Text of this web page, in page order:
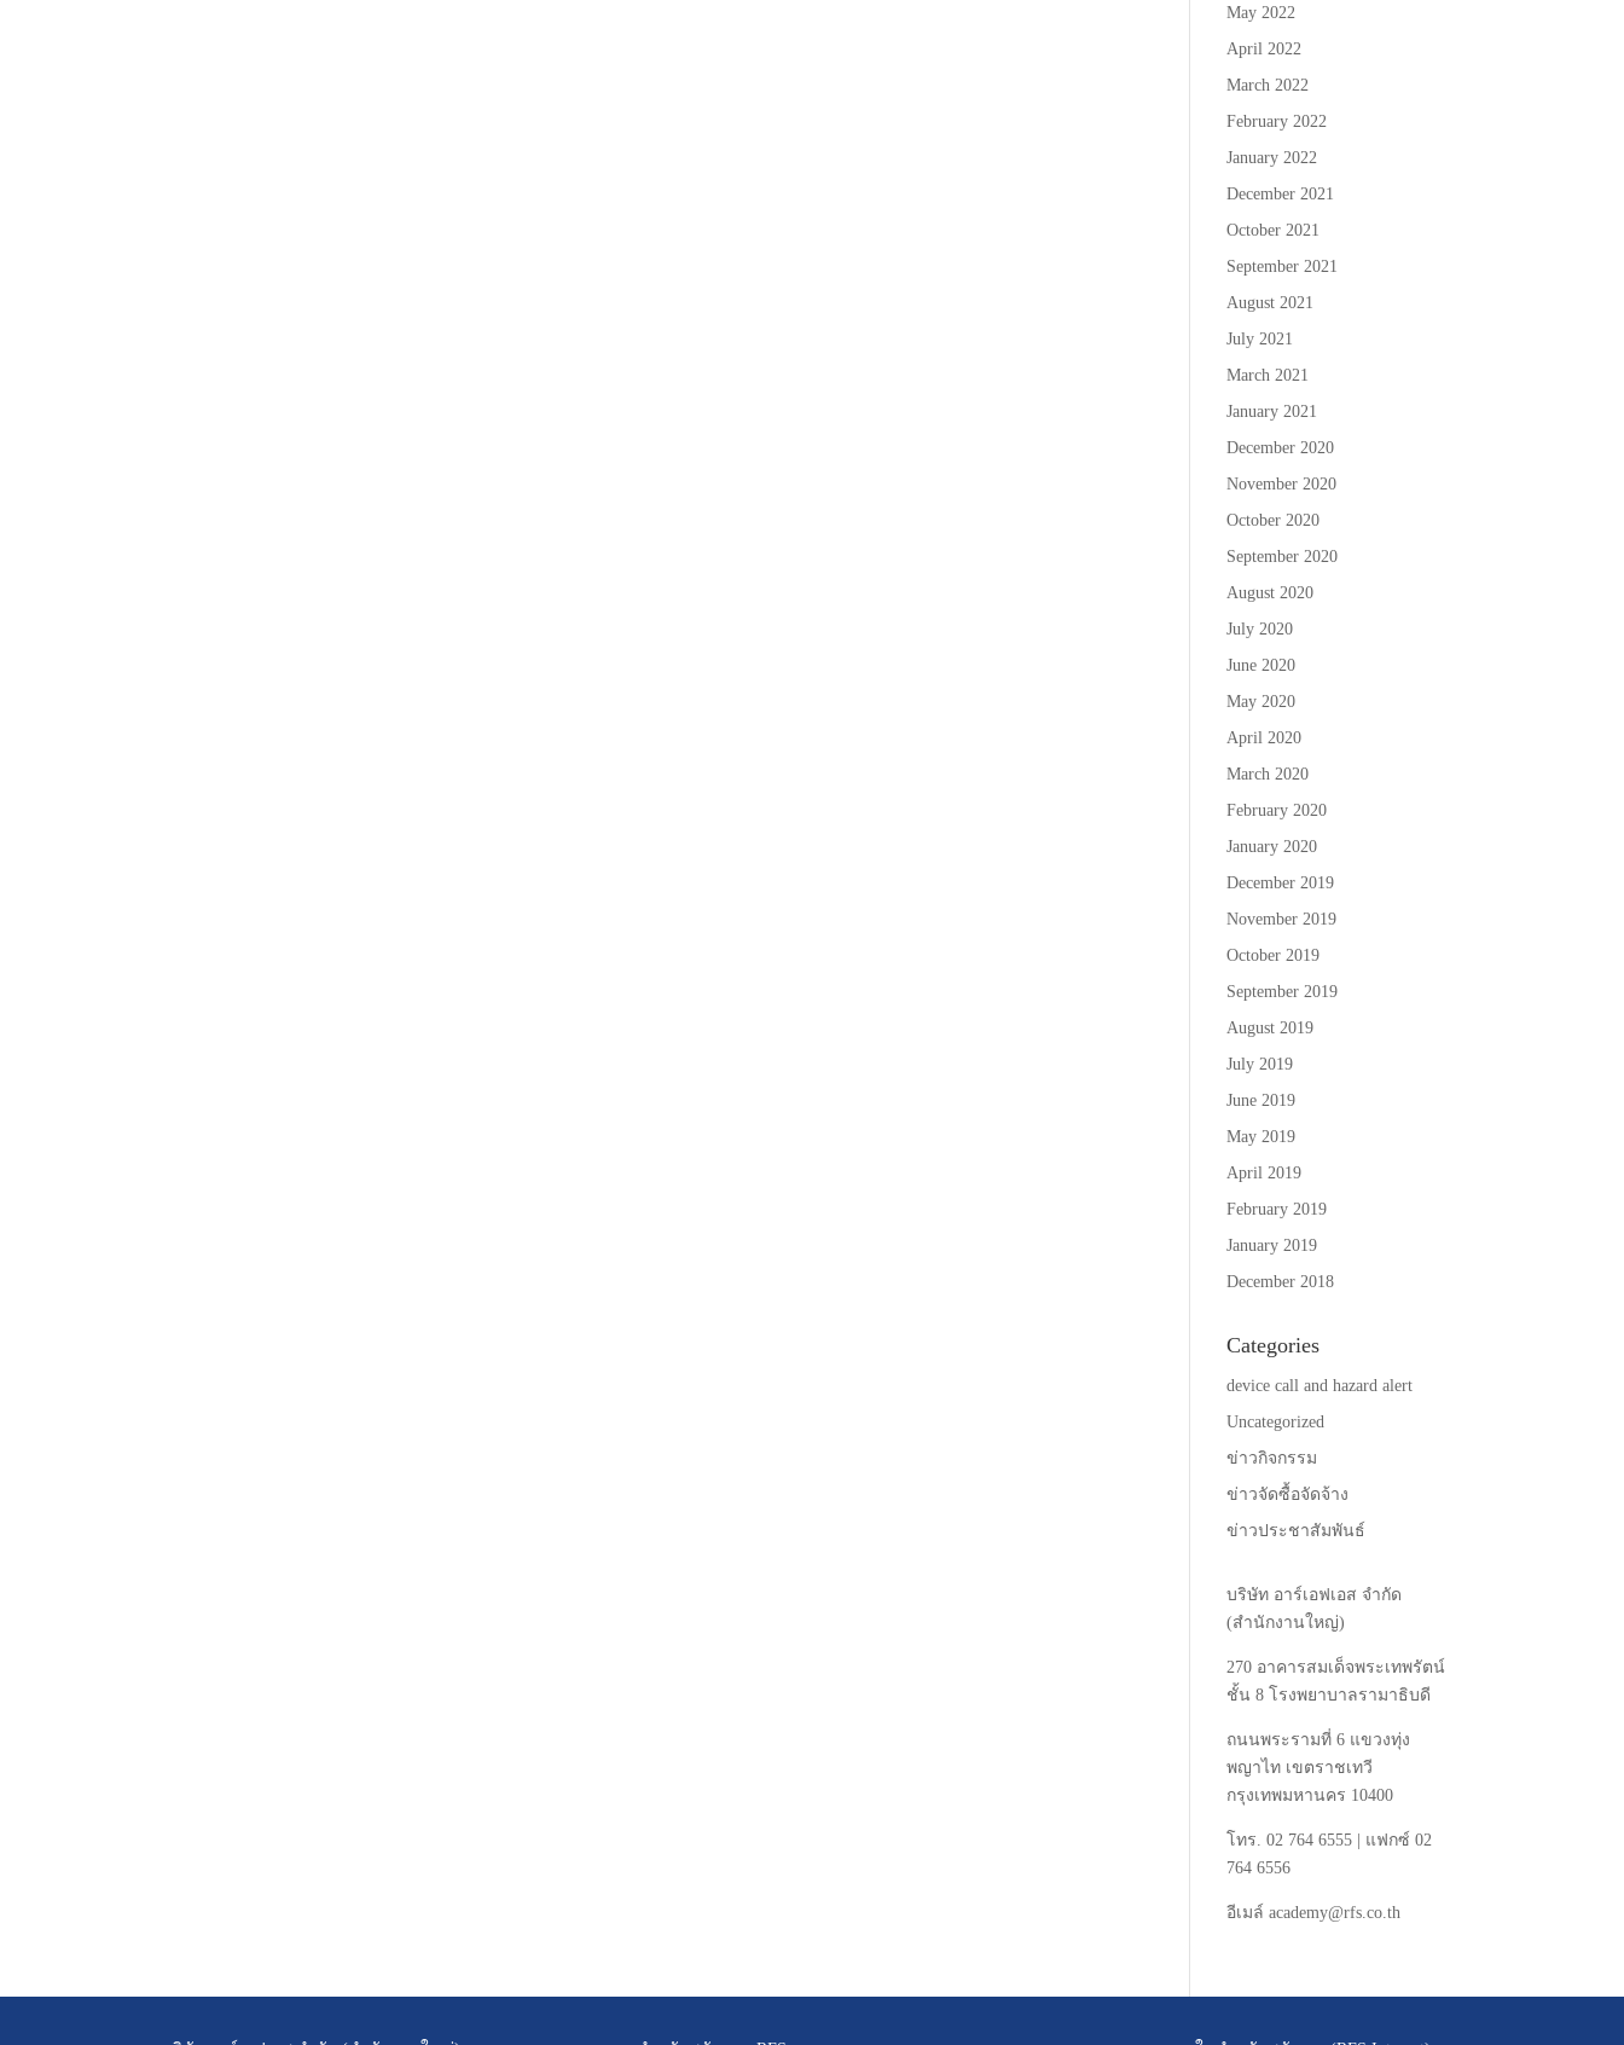
May 2022
April 2022
March 2022
February 2022
January 2022
December 2021
October 2021
September 2021
August 2021
July 2021
March 2021
January 2021
December 2020
November 2020
October 2020
September 2020
August 2020
July 2020
June 2020
May 2020
April 2020
March 2020
February 2020
January 2020
December 2019
November 2019
October 2019
September 2019
August 2019
July 2019
June 2019
May 2019
April 2019
February 2019
January 2019
December 2018
Categories
device call and hazard alert
Uncategorized
ข่าวกิจกรรม
ข่าวจัดซื้อจัดจ้าง
ข่าวประชาสัมพันธ์
บริษัท อาร์เอฟเอส จำกัด
(สำนักงานใหญ่)
270 อาคารสมเด็จพระเทพรัตน์
ชั้น 8 โรงพยาบาลรามาธิบดี
ถนนพระรามที่ 6 แขวงทุ่ง
พญาไท เขตราชเทวี
กรุงเทพมหานคร 10400
โทร. 02 764 6555 | แฟกซ์ 02
764 6556
อีเมล์ academy@rfs.co.th